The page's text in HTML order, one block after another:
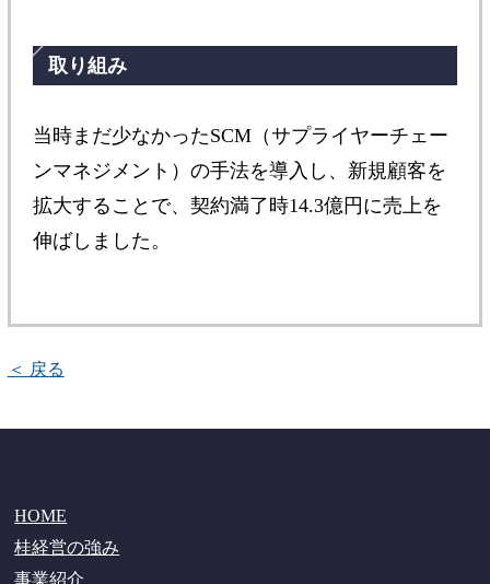
取り組み
当時まだ少なかったSCM（サプライヤーチェー
ンマネジメント）の手法を導入し、新規顧客を
拡大することで、契約満了時14.3億円に売上を
伸ばしました。
＜ 戻る
HOME
桂経営の強み
事業紹介